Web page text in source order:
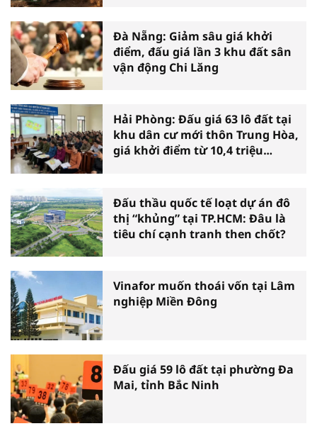
Đà Nẵng: Giảm sâu giá khởi
điểm, đấu giá lần 3 khu đất sân
vận động Chi Lăng
Hải Phòng: Đấu giá 63 lô đất tại
khu dân cư mới thôn Trung Hòa,
giá khởi điểm từ 10,4 triệu
Đấu thầu quốc tế loạt dự án đô
thị “khủng” tại TP.HCM: Đâu là
tiêu chí cạnh tranh then chốt?
Vinafor muốn thoái vốn tại Lâm
nghiệp Miền Đông
Đấu giá 59 lô đất tại phường Đa
Mai, tỉnh Bắc Ninh